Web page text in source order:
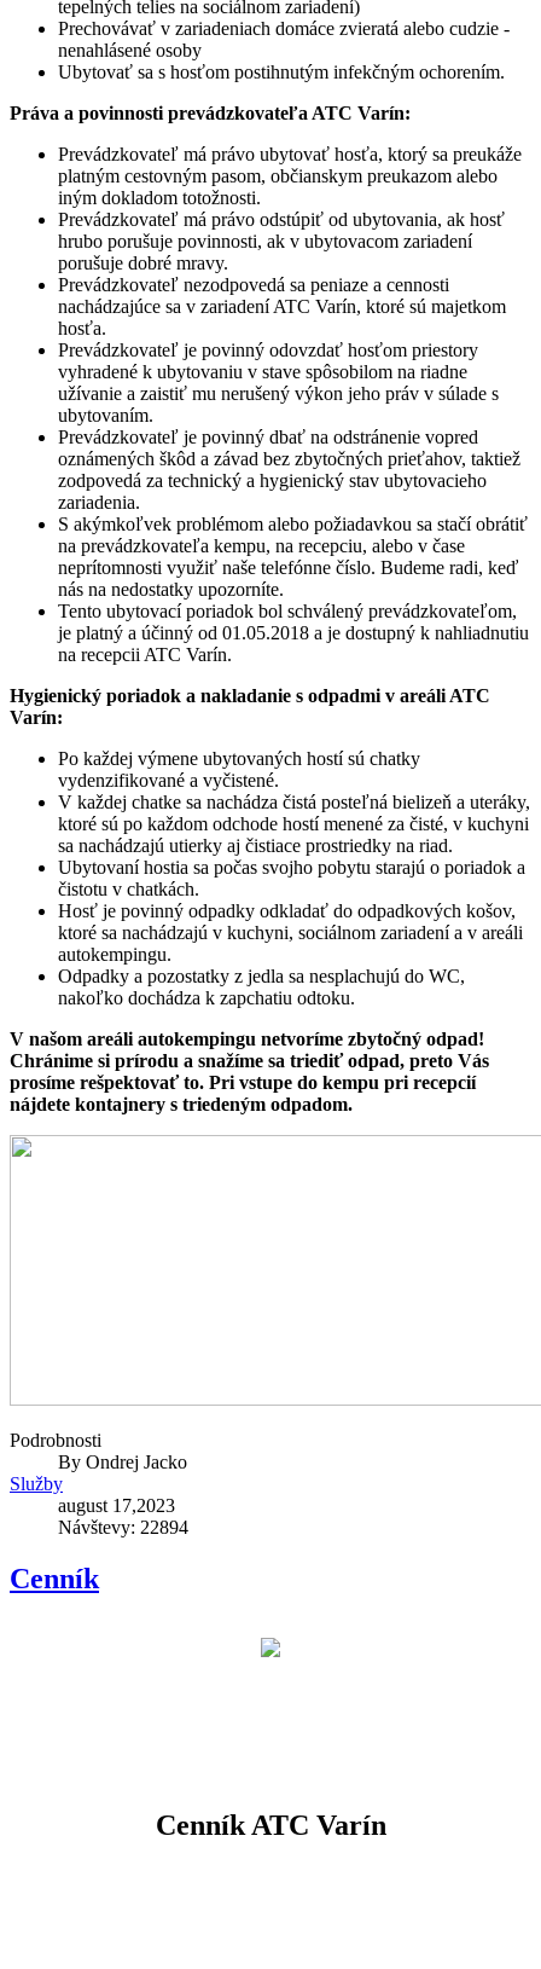
tepelných telies na sociálnom zariadení)
Prechovávať v zariadeniach domáce zvieratá alebo cudzie -
nenahlásené osoby
Ubytovať sa s hosťom postihnutým infekčným ochorením.
Práva a povinnosti prevádzkovateľa ATC Varín:
Prevádzkovateľ má právo ubytovať hosťa, ktorý sa preukáže
platným cestovným pasom, občianskym preukazom alebo
iným dokladom totožnosti.
Prevádzkovateľ má právo odstúpiť od ubytovania, ak hosť
hrubo porušuje povinnosti, ak v ubytovacom zariadení
porušuje dobré mravy.
Prevádzkovateľ nezodpovedá sa peniaze a cennosti
nachádzajúce sa v zariadení ATC Varín, ktoré sú majetkom
hosťa.
Prevádzkovateľ je povinný odovzdať hosťom priestory
vyhradené k ubytovaniu v stave spôsobilom na riadne
užívanie a zaistiť mu nerušený výkon jeho práv v súlade s
ubytovaním.
Prevádzkovateľ je povinný dbať na odstránenie vopred
oznámených škôd a závad bez zbytočných prieťahov, taktiež
zodpovedá za technický a hygienický stav ubytovacieho
zariadenia.
S akýmkoľvek problémom alebo požiadavkou sa stačí obrátiť
na prevádzkovateľa kempu, na recepciu, alebo v čase
neprítomnosti využiť naše telefónne číslo. Budeme radi, keď
nás na nedostatky upozorníte.
Tento ubytovací poriadok bol schválený prevádzkovateľom,
je platný a účinný od 01.05.2018 a je dostupný k nahliadnutiu
na recepcii ATC Varín.
Hygienický poriadok a nakladanie s odpadmi v areáli ATC
Varín:
Po každej výmene ubytovaných hostí sú chatky
vydenzifikované a vyčistené.
V každej chatke sa nachádza čistá posteľná bielizeň a uteráky,
ktoré sú po každom odchode hostí menené za čisté, v kuchyni
sa nachádzajú utierky aj čistiace prostriedky na riad.
Ubytovaní hostia sa počas svojho pobytu starajú o poriadok a
čistotu v chatkách.
Hosť je povinný odpadky odkladať do odpadkových košov,
ktoré sa nachádzajú v kuchyni, sociálnom zariadení a v areáli
autokempingu.
Odpadky a pozostatky z jedla sa nesplachujú do WC,
nakoľko dochádza k zapchatiu odtoku.
V našom areáli autokempingu netvoríme zbytočný odpad!
Chránime si prírodu a snažíme sa triediť odpad, preto Vás
prosíme rešpektovať to. Pri vstupe do kempu pri recepcií
nájdete kontajnery s triedeným odpadom.
Podrobnosti
By Ondrej Jacko
Služby
august 17,2023
Návštevy: 22894
Cenník
Cenník ATC Varín